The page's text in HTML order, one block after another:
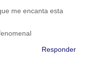
me encanta esta
Responder